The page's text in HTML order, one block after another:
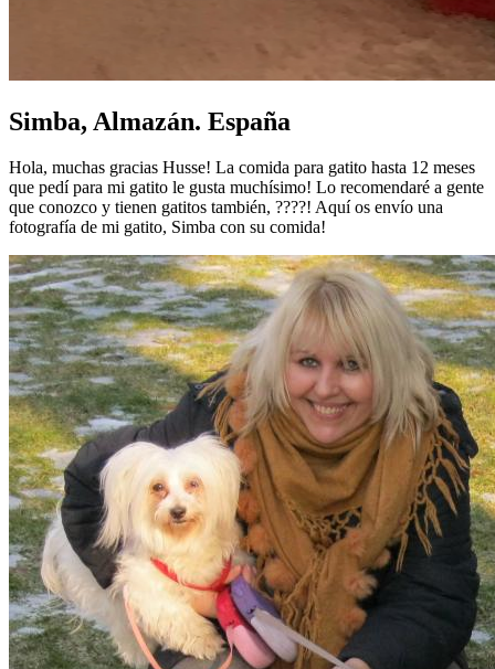
Simba, Almazán. España
Hola, muchas gracias Husse! La comida para gatito hasta 12 meses
que pedí para mi gatito le gusta muchísimo! Lo recomendaré a gente
que conozco y tienen gatitos también, ????! Aquí os envío una
fotografía de mi gatito, Simba con su comida!